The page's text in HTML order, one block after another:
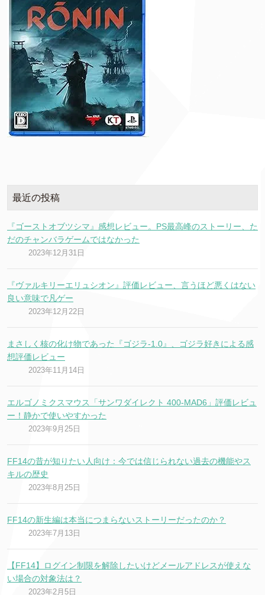
最近の投稿
『ゴーストオブツシマ』感想レビュー。PS最高峰のストーリー、た
だのチャンバラゲームではなかった
2023年12月31日
『ヴァルキリーエリュシオン』評価レビュー、言うほど悪くはない
良い意味で凡ゲー
2023年12月22日
まさしく核の化け物であった『ゴジラ-1.0』、ゴジラ好きによる感
想評価レビュー
2023年11月14日
エルゴノミクスマウス「サンワダイレクト 400-MAD6」評価レビュ
ー！静かで使いやすかった
2023年9月25日
FF14の昔が知りたい人向け：今では信じられない過去の機能やス
キルの歴史
2023年8月25日
FF14の新生編は本当につまらないストーリーだったのか？
2023年7月13日
【FF14】ログイン制限を解除したいけどメールアドレスが使えな
い場合の対象法は？
2023年2月5日